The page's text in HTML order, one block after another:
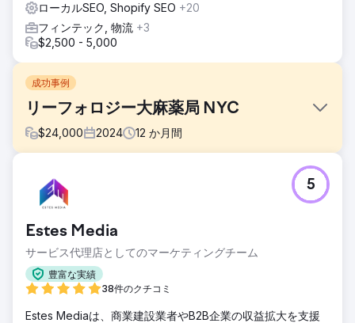
ローカルSEO, Shopify SEO +20
フィンテック, 物流 +3
$2,500 - 5,000
成功事例
リーフォロジー大麻薬局 NYC
$24,000 2024 12 か月間
ニューヨーク市で最も競争の激しい地域の一つで大麻ブラン
ドを立ち上げるのは、決して容易なことではありません。
すると同時に、大麻のプロモーションを規定する複雑で絶え
ず変化する広告規制を遵守する必要がありました。Google
やMetaなどのプラットフォームには厳格なガイドラインが設
けられており、オンライン広告の機会は限られていました。
法的規制に加え、ブランドは強力なアイデンティティで他社
と差別化を図る必要がありました。
Estes Media
サービス代理店としてのマーケティングチーム
豊富な実績
38件のクチコミ
5
Estes Mediaは、商業建設業者やB2B企業の収益拡大を支援